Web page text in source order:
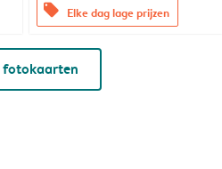
offers Elke dag lage prijzen
fotokaarten